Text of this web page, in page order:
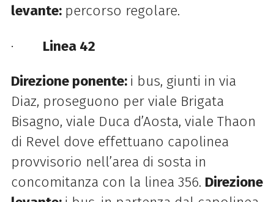
levante: percorso regolare.
· Linea 42
Direzione ponente: i bus, giunti in via
Diaz, proseguono per viale Brigata
Bisagno, viale Duca d’Aosta, viale Thaon
di Revel dove effettuano capolinea
provvisorio nell’area di sosta in
concomitanza con la linea 356. Direzione